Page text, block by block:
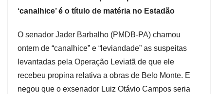
‘canalhice’ é o título de matéria no Estadão
O senador Jader Barbalho (PMDB-PA) chamou
ontem de “canalhice” e “leviandade” as suspeitas
levantadas pela Operação Leviatã de que ele
recebeu propina relativa a obras de Belo Monte. E
negou que o exsenador Luiz Otávio Campos seria